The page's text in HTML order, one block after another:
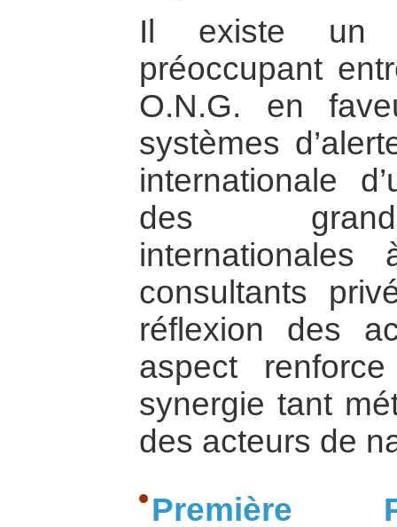
Il existe un
préoccupant
O.N.G. en
systèmes
internationale
des
consultants
réflexion des
aspect
synergie tant
des acteurs de